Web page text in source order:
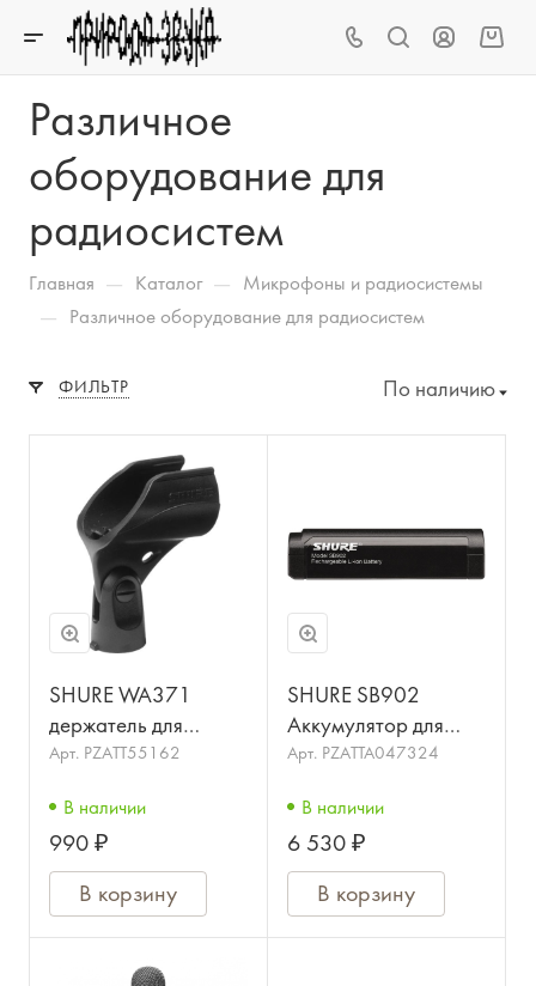
Различное
оборудование для
радиосистем
Главная — Каталог — Микрофоны и радиосистемы
— Различное оборудование для радиосистем
ФИЛЬТР По наличию
SHURE WA371
держатель для
ручных передатчиков
Арт. PZATT55162
В наличии
990 ₽
В корзину
SHURE SB902
Аккумулятор для
передатчика систем
Арт. PZATTA047324
В наличии
6 530 ₽
В корзину